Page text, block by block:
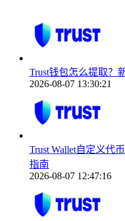
Trust钱包怎么提取？
2026-08-07 13:30:21
Trust Wallet自定义代
指南
2026-08-07 12:47:16